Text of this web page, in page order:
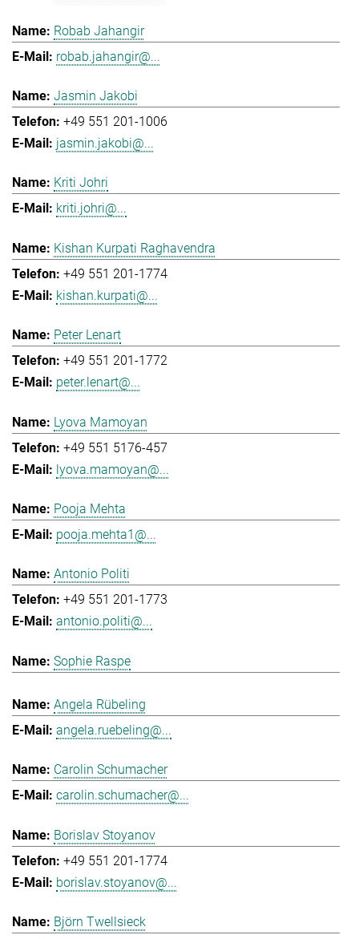
Robab Jahangir
robab.jahangir@...
Jasmin Jakobi
+49 551 201-1006
jasmin.jakobi@...
Kriti Johri
kriti.johri@...
Kishan Kurpati Raghavendra
+49 551 201-1774
kishan.kurpati@...
Peter Lenart
+49 551 201-1772
peter.lenart@...
Lyova Mamoyan
+49 551 5176-457
lyova.mamoyan@...
Pooja Mehta
pooja.mehta1@...
Antonio Politi
+49 551 201-1773
antonio.politi@...
Sophie Raspe
Angela Rübeling
angela.ruebeling@...
Carolin Schumacher
carolin.schumacher@...
Borislav Stoyanov
+49 551 201-1774
borislav.stoyanov@...
Björn Twellsieck